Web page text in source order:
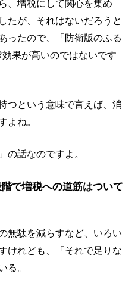
、増税にして関心を集め
たが、それはないだろうと
ったので、「防衛版のふる
果が高いのではないです
つという意味で言えば、消
よね。
の話なのですよ。
で増税への道筋はついて
無駄を減らすなど、いろい
けれども、「それで足りな
る。